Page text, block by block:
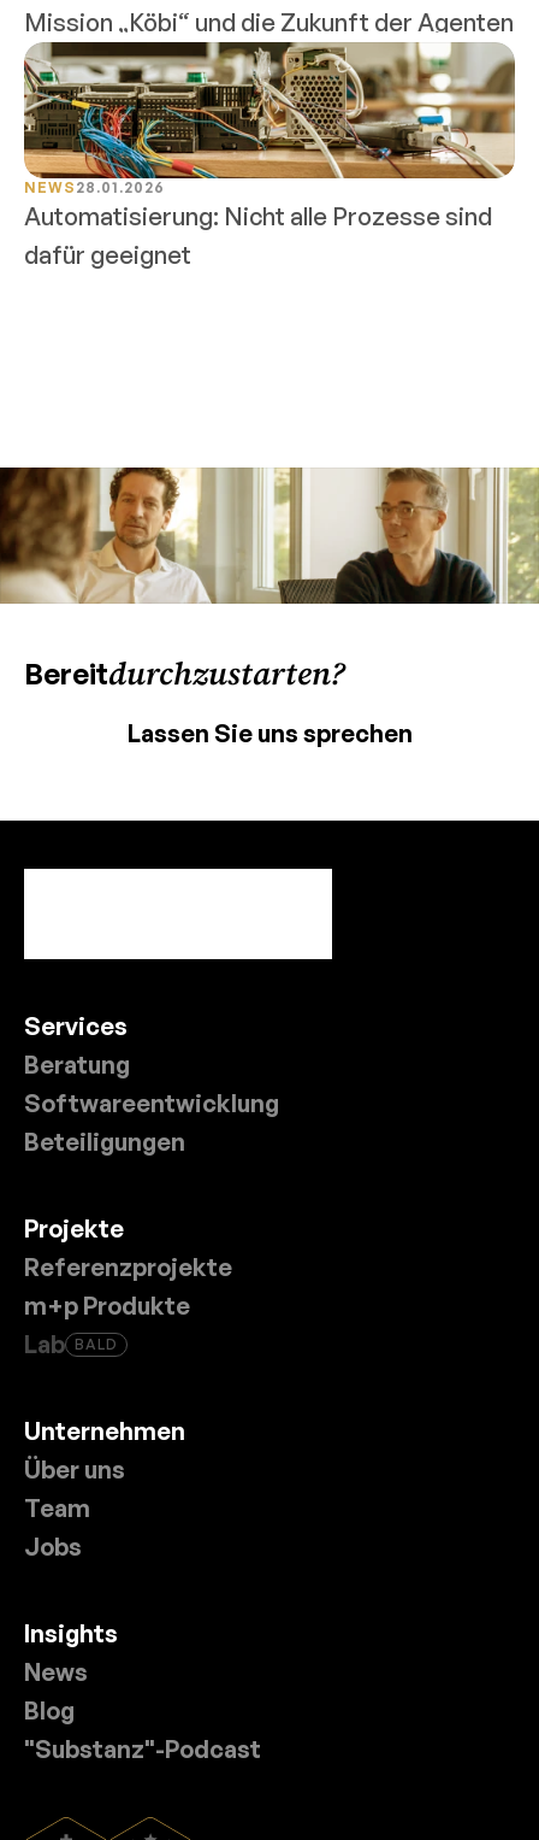
Mission „Köbi“ und die Zukunft der Agenten
NEWS 28.01.2026
Automatisierung: Nicht alle Prozesse sind
dafür geeignet
Bereitdurchzustarten?
Lassen Sie uns sprechen
Services
Beratung
Softwareentwicklung
Beteiligungen
Projekte
Referenzprojekte
m+p Produkte
Lab BALD
Unternehmen
Über uns
Team
Jobs
Insights
News
Blog
"Substanz"-Podcast